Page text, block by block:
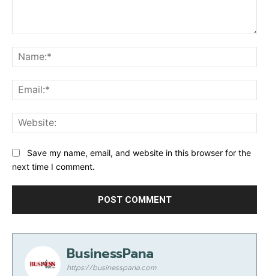
Save my name, email, and website in this browser for the
next time I comment.
BusinessPana
https://businesspana.com